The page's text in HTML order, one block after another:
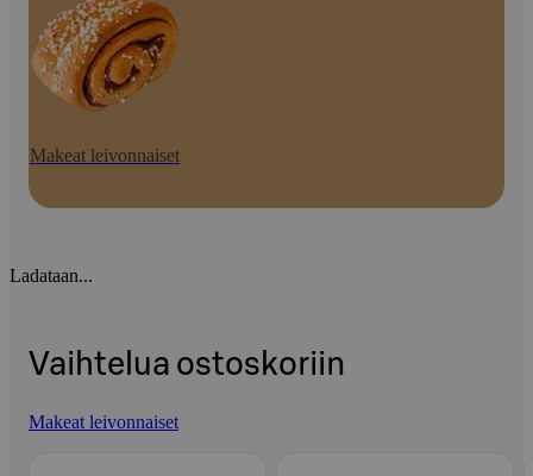
Makeat leivonnaiset
Ladataan...
Vaihtelua ostoskoriin
Makeat leivonnaiset